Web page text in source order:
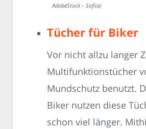
AdobeStock – Sofiia)
Tücher für Biker
Vor nicht allzu langer
Multifunktionstücher
Mundschutz benutzt.
Biker nutzen diese
schon viel länger.